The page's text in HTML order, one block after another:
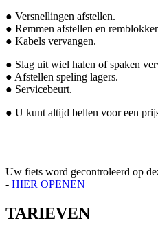
● Versnellingen afstellen.
● Remmen afstellen en
● Kabels vervangen.
● Slag uit wiel halen of spaken
● Afstellen speling lagers.
● Servicebeurt.
● U kunt altijd bellen voor een
Uw fiets word gecontroleerd op
- HIER OPENEN
TARIEVEN